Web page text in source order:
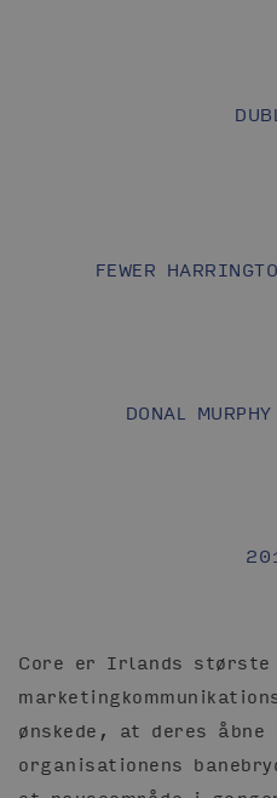
FEWER
DONAL
Core er Irlands største
ønskede, at deres
organisationens